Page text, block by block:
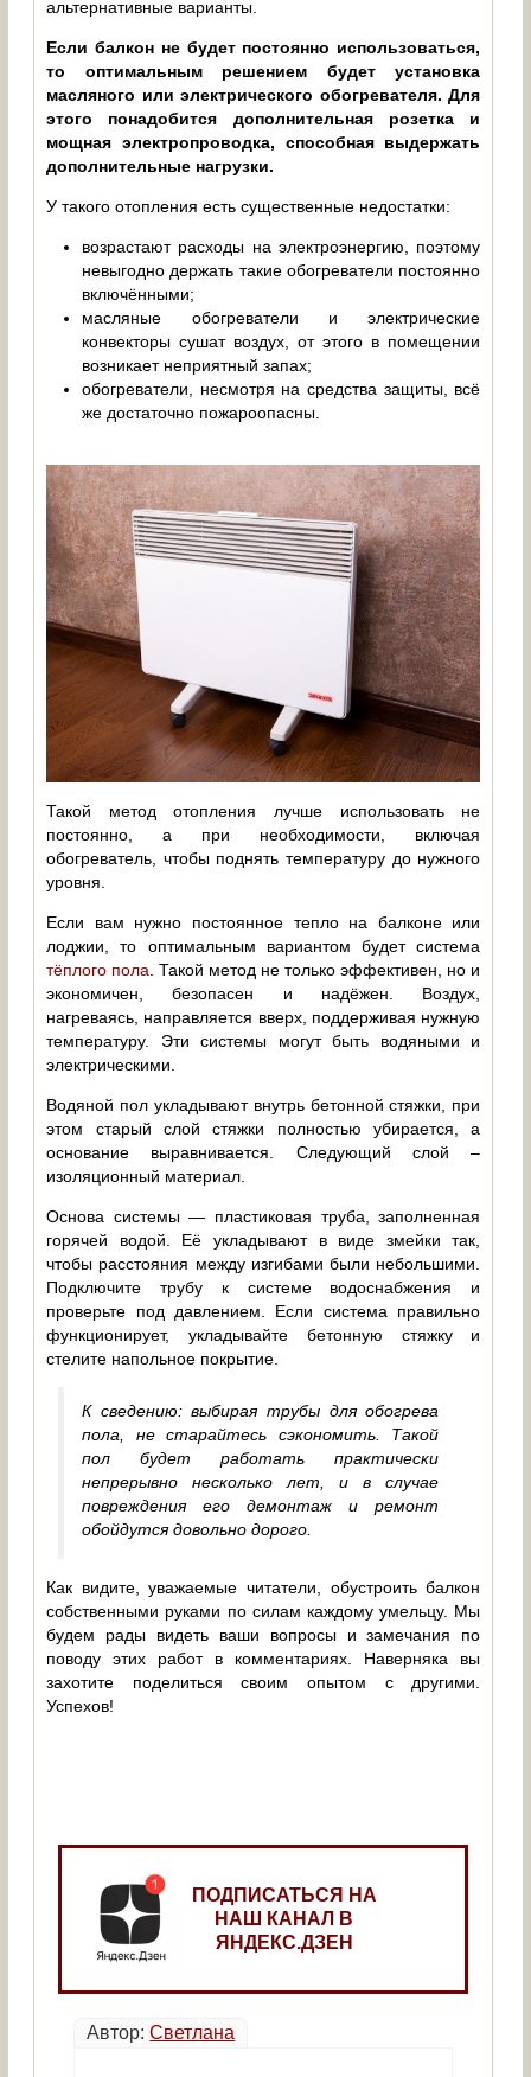
альтернативные варианты.
Если балкон не будет постоянно использоваться,
то оптимальным решением будет установка
масляного или электрического обогревателя. Для
этого понадобится дополнительная розетка и
мощная электропроводка, способная выдержать
дополнительные нагрузки.
У такого отопления есть существенные недостатки:
возрастают расходы на электроэнергию, поэтому
невыгодно держать такие обогреватели постоянно
включёнными;
масляные обогреватели и электрические
конвекторы сушат воздух, от этого в помещении
возникает неприятный запах;
обогреватели, несмотря на средства защиты, всё
же достаточно пожароопасны.
Такой метод отопления лучше использовать не
постоянно, а при необходимости, включая
обогреватель, чтобы поднять температуру до нужного
уровня.
Если вам нужно постоянное тепло на балконе или
лоджии, то оптимальным вариантом будет система
тёплого пола . Такой метод не только эффективен, но и
экономичен, безопасен и надёжен. Воздух,
нагреваясь, направляется вверх, поддерживая нужную
температуру. Эти системы могут быть водяными и
электрическими.
Водяной пол укладывают внутрь бетонной стяжки, при
этом старый слой стяжки полностью убирается, а
основание выравнивается. Следующий слой –
изоляционный материал.
Основа системы — пластиковая труба, заполненная
горячей водой. Её укладывают в виде змейки так,
чтобы расстояния между изгибами были небольшими.
Подключите трубу к системе водоснабжения и
проверьте под давлением. Если система правильно
функционирует, укладывайте бетонную стяжку и
стелите напольное покрытие.
К сведению: выбирая трубы для обогрева
пола, не старайтесь сэкономить. Такой
пол будет работать практически
непрерывно несколько лет, и в случае
повреждения его демонтаж и ремонт
обойдутся довольно дорого.
Как видите, уважаемые читатели, обустроить балкон
собственными руками по силам каждому умельцу. Мы
будем рады видеть ваши вопросы и замечания по
поводу этих работ в комментариях. Наверняка вы
захотите поделиться своим опытом с другими.
Успехов!
ПОДПИСАТЬСЯ НА
НАШ КАНАЛ В
ЯНДЕКС.ДЗЕН
Автор:Светлана